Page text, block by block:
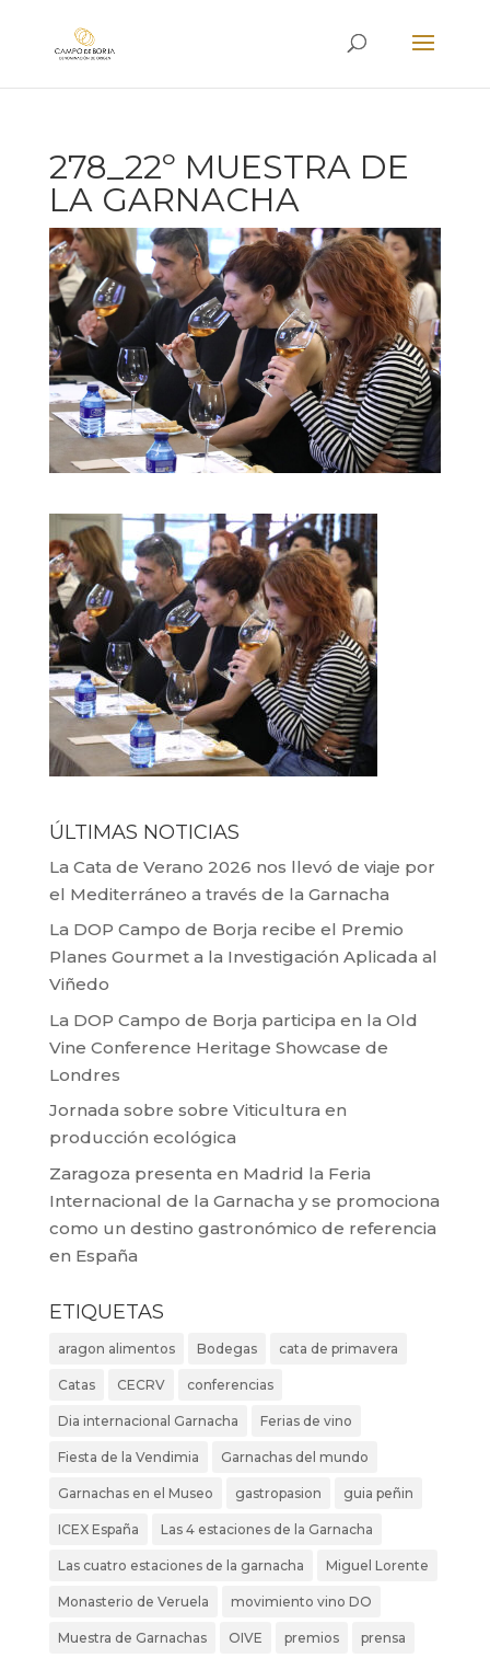
278_22º MUESTRA DE
LA GARNACHA
ÚLTIMAS NOTICIAS
La Cata de Verano 2026 nos llevó de viaje por
el Mediterráneo a través de la Garnacha
La DOP Campo de Borja recibe el Premio
Planes Gourmet a la Investigación Aplicada al
Viñedo
La DOP Campo de Borja participa en la Old
Vine Conference Heritage Showcase de
Londres
Jornada sobre sobre Viticultura en
producción ecológica
Zaragoza presenta en Madrid la Feria
Internacional de la Garnacha y se promociona
como un destino gastronómico de referencia
en España
ETIQUETAS
aragon alimentos Bodegas cata de primavera
Catas CECRV conferencias
Dia internacional Garnacha Ferias de vino
Fiesta de la Vendimia Garnachas del mundo
Garnachas en el Museo gastropasion guia peñin
ICEX España Las 4 estaciones de la Garnacha
Las cuatro estaciones de la garnacha Miguel Lorente
Monasterio de Veruela movimiento vino DO
Muestra de Garnachas OIVE premios prensa